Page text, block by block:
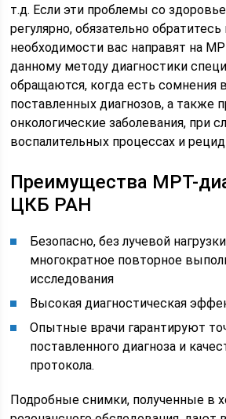
т.д. Если эти проблемы со
регулярно, обязательно
необходимости вас направят на
данному методу диагностики
обращаются, когда есть сомнения
поставленных диагнозов, а также
онкологические заболевания, при
воспалительных процессах и
Преимущества МРТ-
ЦКБ РАН
Безопасно, без лучевой
многократное повторное
исследования
Высокая диагностическая
Опытные врачи гарантируют
поставленного диагноза и
протокола.
Подробные снимки, полученные в